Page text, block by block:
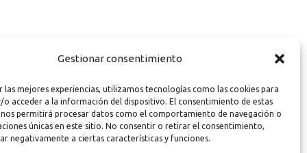
Gestionar consentimiento
las mejores experiencias, utilizamos tecnologías como las cookies para
o acceder a la información del dispositivo. El consentimiento de estas
permitirá procesar datos como el comportamiento de navegación o
únicas en este sitio. No consentir o retirar el consentimiento,
negativamente a ciertas características y funciones.